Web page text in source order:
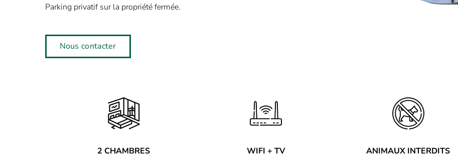
Parking privatif sur la propriété fermée.
Nous contacter
2 CHAMBRES WIFI + TV ANIMAUX INTERDITS